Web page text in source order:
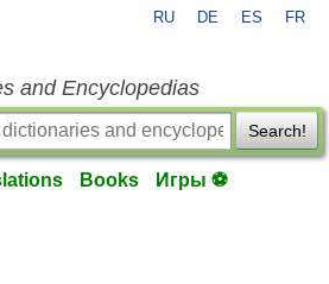
RU DE ES FR
and Encyclopedias
Search!
Books Игры ⚽